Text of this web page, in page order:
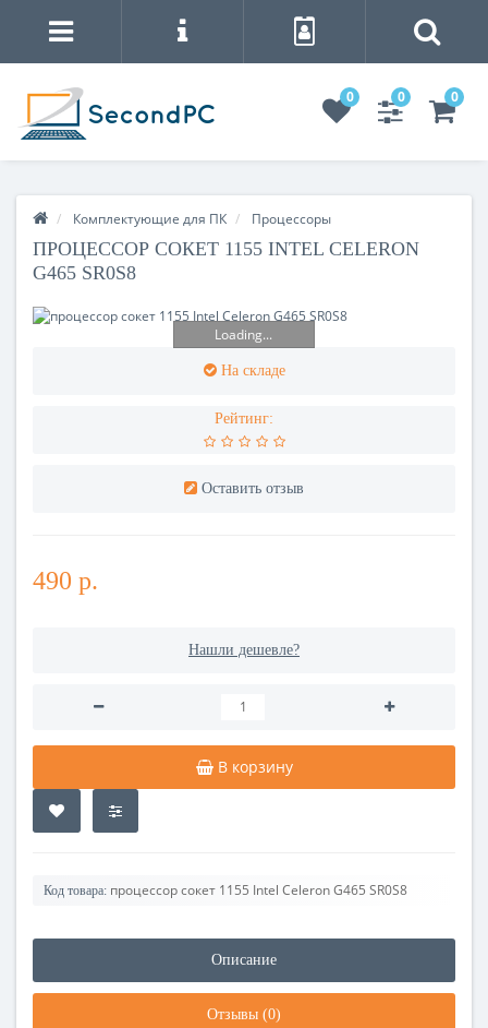
0 0 0
Комплектующие для ПК Процесcоры
ПРОЦЕССОР СОКЕТ 1155 INTEL CELERON
G465 SR0S8
Loading...
На складе
Рейтинг:
Оставить отзыв
490 р.
Нашли дешевле?
В корзину
Код товара: процессор сокет 1155 Intel Celeron G465 SR0S8
Описание
Отзывы (0)